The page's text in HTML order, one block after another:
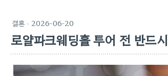
결혼 · 2026-06-20
로얄파크웨딩홀 투어 전 반드